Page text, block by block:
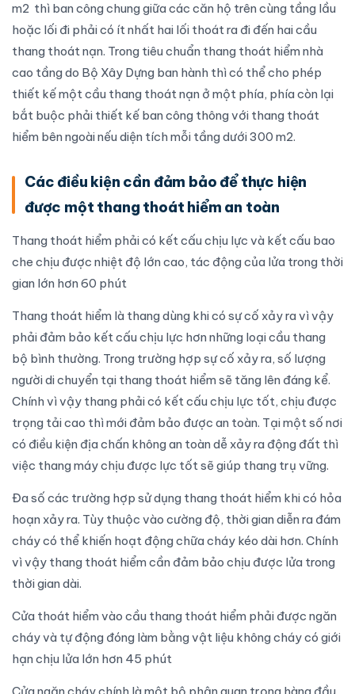
m2 thì ban công chung giữa các căn hộ trên cùng tầng lầu
hoặc lối đi phải có ít nhất hai lối thoát ra đi đến hai cầu
thang thoát nạn. Trong tiêu chuẩn thang thoát hiểm nhà
cao tầng do Bộ Xây Dựng ban hành thì có thể cho phép
thiết kế một cầu thang thoát nạn ở một phía, phía còn lại
bắt buộc phải thiết kế ban công thông với thang thoát
hiểm bên ngoài nếu diện tích mỗi tầng dưới 300 m2.
Các điều kiện cần đảm bảo để thực hiện
được một thang thoát hiểm an toàn
Thang thoát hiểm phải có kết cấu chịu lực và kết cấu bao
che chịu được nhiệt độ lớn cao, tác động của lửa trong thời
gian lớn hơn 60 phút
Thang thoát hiểm là thang dùng khi có sự cố xảy ra vì vậy
phải đảm bảo kết cấu chịu lực hơn những loại cầu thang
bộ bình thường. Trong trường hợp sự cố xảy ra, số lượng
người di chuyển tại thang thoát hiểm sẽ tăng lên đáng kể.
Chính vì vậy thang phải có kết cấu chịu lực tốt, chịu được
trọng tải cao thì mới đảm bảo được an toàn. Tại một số nơi
có điều kiện địa chấn không an toàn dễ xảy ra động đất thì
việc thang máy chịu được lực tốt sẽ giúp thang trụ vững.
Đa số các trường hợp sử dụng thang thoát hiểm khi có hỏa
hoạn xảy ra. Tùy thuộc vào cường độ, thời gian diễn ra đám
cháy có thể khiến hoạt động chữa cháy kéo dài hơn. Chính
vì vậy thang thoát hiểm cần đảm bảo chịu được lửa trong
thời gian dài.
Cửa thoát hiểm vào cầu thang thoát hiểm phải được ngăn
cháy và tự động đóng làm bằng vật liệu không cháy có giới
hạn chịu lửa lớn hơn 45 phút